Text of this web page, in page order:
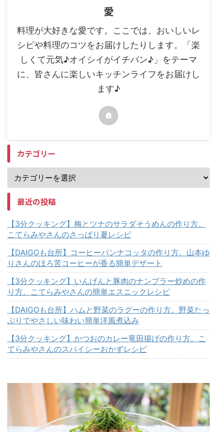
愛
料理が大好きな愛です。ここでは、おいしいレ
シピや料理のコツをお届けしたりします。「楽
しくて元気♪オイシイがイチバン♪」をテーマ
に、皆さんに楽しいキッチンライフをお届けし
ます♪
カテゴリー
最近の投稿
【3分クッキング】梅とツナのサラダそうめんの作り方。
こてらみやさんのさっぱり夏レシピ
【DAIGOも台所】コーヒーパンナコッタの作り方。山本ゆ
りさんのほろ苦コーヒーが香る簡単デザート
【3分クッキング】いんげんと豚肉のナンプラー炒めの作
り方。こてらみやさんの簡単エスニックレシピ
【DAIGOも台所】ハムと野菜のラグーの作り方。野菜たっ
ぷりでやさしい味わい簡単洋風煮込み
【3分クッキング】かつおのカレー竜田揚げの作り方。こ
てらみやさんのスパイシーおかずレシピ